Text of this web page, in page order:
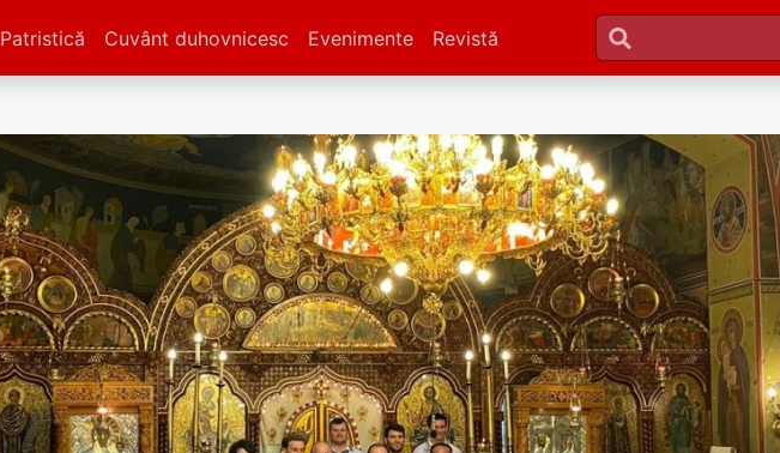
Patristică Cuvânt duhovnicesc Evenimente Revistă